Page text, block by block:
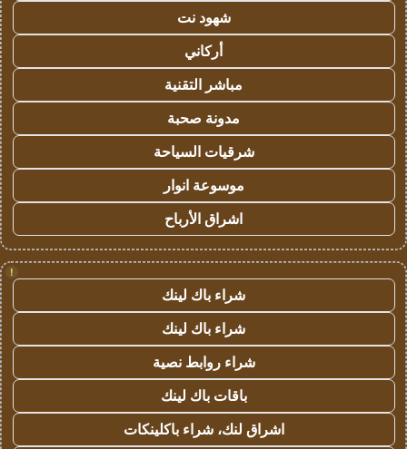
شهود نت
أركاني
مباشر التقنية
مدونة صحبة
شرقيات السياحة
موسوعة انوار
اشراق الأرباح
!
شراء باك لينك
شراء باك لينك
شراء روابط نصية
باقات باك لينك
اشراق لنك، شراء باكلينكات